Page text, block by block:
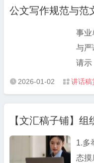
活会
求
施
间。
合规
含常
融入
呈现
写作
为
中可
现
创
位
出责
图
必备
类、
公文写作规范与范
事业
与严
请示
严格
对工
一
件
据
 2026-01-02  讲话稿
【文汇稿子铺】
1.多
态摸